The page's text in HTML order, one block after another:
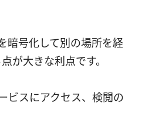
号化して別の場所を経
が大きな利点です。
ビスにアクセス、検閲の